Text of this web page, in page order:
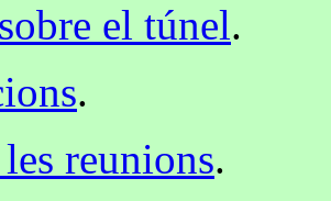
el túnel.
.
reunions.